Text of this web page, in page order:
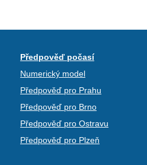
Předpověď počasí
Numerický model
Předpověď pro Prahu
Předpověď pro Brno
Předpověď pro Ostravu
Předpověď pro Plzeň